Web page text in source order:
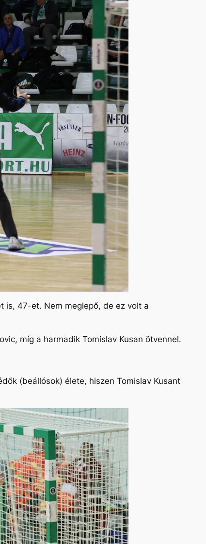
is, 47-et. Nem meglepő, de ez volt a
míg a harmadik Tomislav Kusan ötvennel.
(beállósok) élete, hiszen Tomislav Kusant